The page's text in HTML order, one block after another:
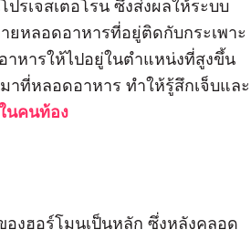
รเจสเตอโรน ซึ่งส่งผลให้ระบบ
ยหลอดอาหารที่อยู่ติดกับกระเพาะ
าหารให้ไปอยู่ในตำแหน่งที่สูงขึ้น
าที่หลอดอาหาร ทำให้รู้สึกเจ็บและ
นคนท้อง
องฮอร์โมนเป็นหลัก ซึ่งหลังคลอด